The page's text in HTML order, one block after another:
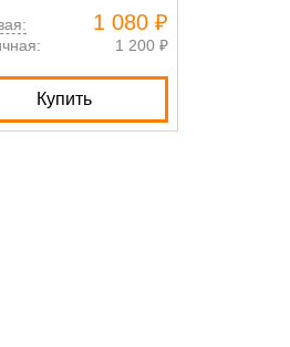
1 080 ₽
1 200 ₽
Купить